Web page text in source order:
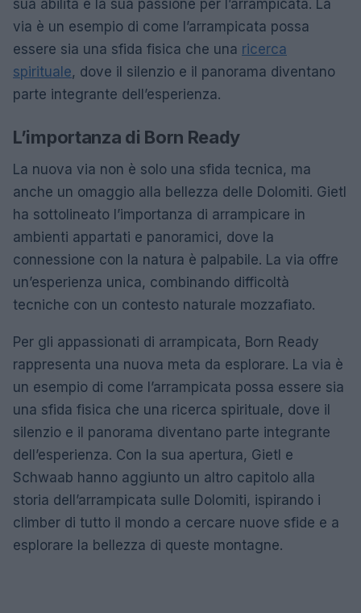
sua abilità e la sua passione per l’arrampicata. La
via è un esempio di come l’arrampicata possa
essere sia una sfida fisica che una ricerca
spirituale, dove il silenzio e il panorama diventano
parte integrante dell’esperienza.
L’importanza di Born Ready
La nuova via non è solo una sfida tecnica, ma
anche un omaggio alla bellezza delle Dolomiti. Gietl
ha sottolineato l’importanza di arrampicare in
ambienti appartati e panoramici, dove la
connessione con la natura è palpabile. La via offre
un’esperienza unica, combinando difficoltà
tecniche con un contesto naturale mozzafiato.
Per gli appassionati di arrampicata, Born Ready
rappresenta una nuova meta da esplorare. La via è
un esempio di come l’arrampicata possa essere sia
una sfida fisica che una ricerca spirituale, dove il
silenzio e il panorama diventano parte integrante
dell’esperienza. Con la sua apertura, Gietl e
Schwaab hanno aggiunto un altro capitolo alla
storia dell’arrampicata sulle Dolomiti, ispirando i
climber di tutto il mondo a cercare nuove sfide e a
esplorare la bellezza di queste montagne.